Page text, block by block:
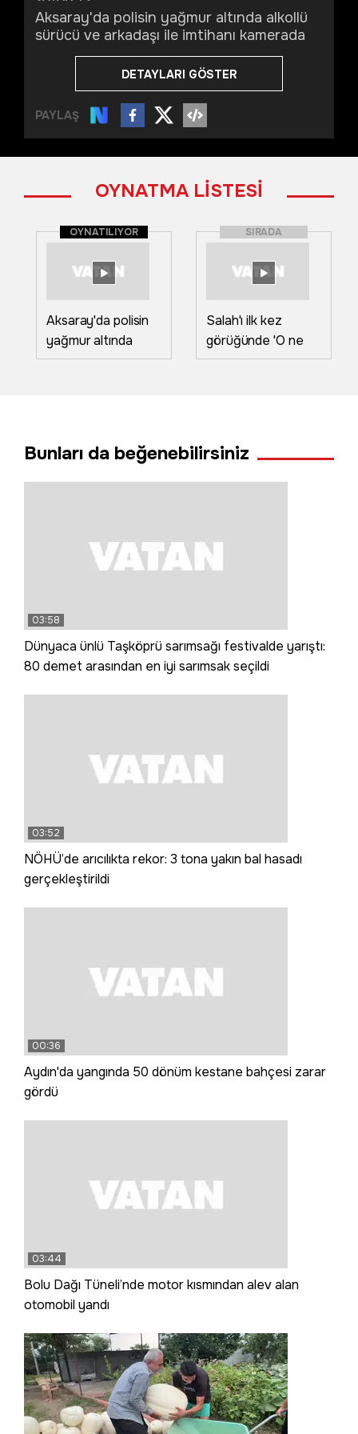
Aksaray'da polisin yağmur altında alkollü
sürücü ve arkadaşı ile imtihanı kamerada
DETAYLARI GÖSTER
PAYLAŞ
OYNATMA LİSTESİ
OYNATILIYOR
Aksaray'da polisin
yağmur altında
alkollü sürücü ve
SIRADA
Salah'ı ilk kez
görüğünde 'O ne
bilama bişe' diyen
Bunları da beğenebilirsiniz
03:58
Dünyaca ünlü Taşköprü sarımsağı festivalde yarıştı:
80 demet arasından en iyi sarımsak seçildi
03:52
NÖHÜ’de arıcılıkta rekor: 3 tona yakın bal hasadı
gerçekleştirildi
00:36
Aydın'da yangında 50 dönüm kestane bahçesi zarar
gördü
03:44
Bolu Dağı Tüneli’nde motor kısmından alev alan
otomobil yandı